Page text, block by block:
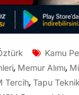
Kamu
, Memur Alımı,
Tercih, Tapu